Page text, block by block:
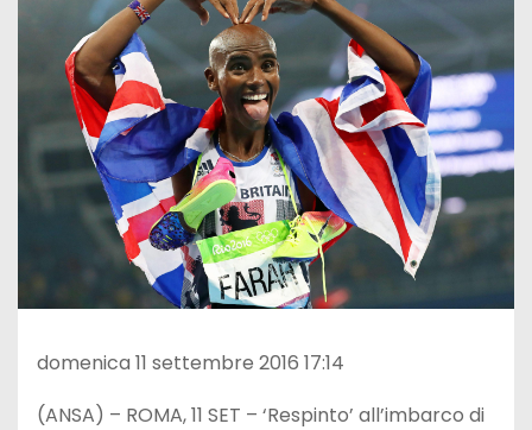
domenica 11 settembre 2016 17:14
(ANSA) – ROMA, 11 SET – ‘Respinto’ all’imbarco di